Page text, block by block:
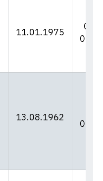
11.01.1975
06/
13.08.1962